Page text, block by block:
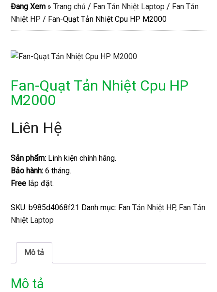
Đang Xem »Trang chủ / Fan Tản Nhiệt Laptop / Fan Tản
Nhiệt HP / Fan-Quạt Tản Nhiệt Cpu HP M2000
Fan-Quạt Tản Nhiệt Cpu HP
M2000
Liên Hệ
Sản phẩm: Linh kiện chính hãng.
Bảo hành: 6 tháng.
Free lắp đặt.
SKU:b985d4068f21 Danh mục: Fan Tản Nhiệt HP, Fan Tản
Nhiệt Laptop
Mô tả
Mô tả